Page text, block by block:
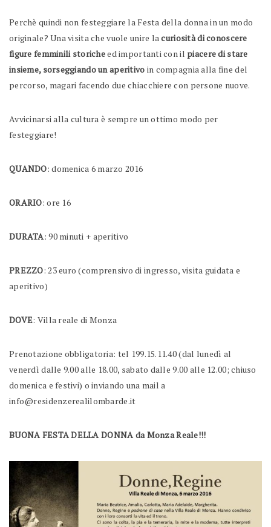
Perchè quindi non festeggiare la Festa della donna in un modo
originale? Una visita che vuole unire lacuriosità di conoscere
figure femminili storicheed importanti con ilpiacere di stare
insieme, sorseggiando un aperitivo in compagnia alla fine del
percorso, magari facendo due chiacchiere con persone nuove.
Avvicinarsi alla cultura è sempre un ottimo modo per
festeggiare!
QUANDO: domenica 6 marzo 2016
ORARIO: ore 16
DURATA: 90 minuti + aperitivo
PREZZO: 23 euro (comprensivo di ingresso, visita guidata e
aperitivo)
DOVE: Villa reale di Monza
Prenotazione obbligatoria: tel 199.15.11.40 (dal lunedì al
venerdì dalle 9.00 alle 18.00, sabato dalle 9.00 alle 12.00; chiuso
domenica e festivi) o inviando una mail a
info@residenzerealilombarde.it
BUONA FESTA DELLA DONNA da Monza Reale!!!